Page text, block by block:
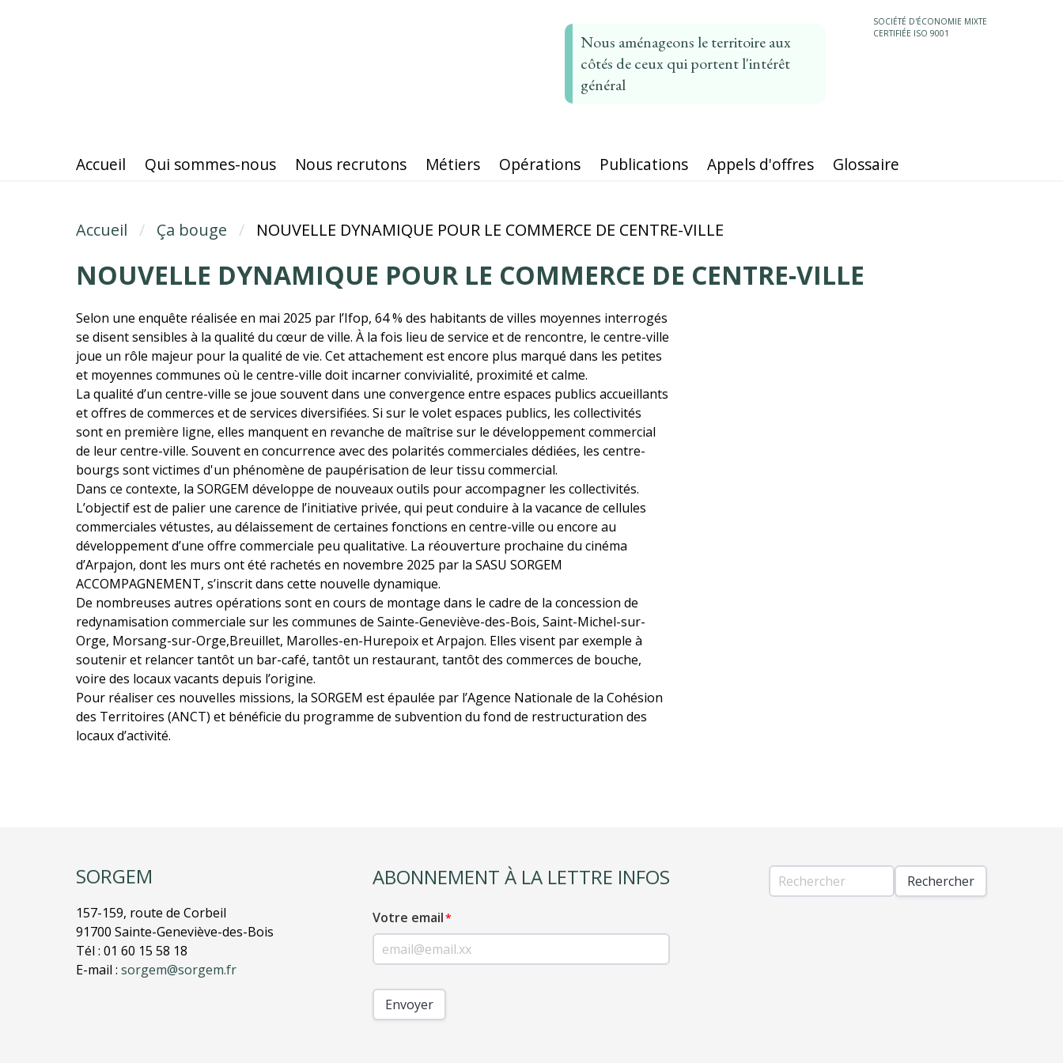
Nous aménageons le territoire aux
côtés de ceux qui portent l'intérêt
général
SOCIÉTÉ D'ÉCONOMIE MIXTE
CERTIFIÉE ISO 9001
Accueil Qui sommes-nous Nous recrutons Métiers Opérations Publications Appels d'offres Glossaire
Fil d'Ariane
Accueil Ça bouge NOUVELLE DYNAMIQUE POUR LE COMMERCE DE CENTRE-VILLE
NOUVELLE DYNAMIQUE POUR LE COMMERCE DE CENTRE-VILLE
Selon une enquête réalisée en mai 2025 par l’Ifop, 64 % des habitants de villes moyennes interrogés
se disent sensibles à la qualité du cœur de ville. À la fois lieu de service et de rencontre, le centre-ville
joue un rôle majeur pour la qualité de vie. Cet attachement est encore plus marqué dans les petites
et moyennes communes où le centre-ville doit incarner convivialité, proximité et calme.
La qualité d’un centre-ville se joue souvent dans une convergence entre espaces publics accueillants
et offres de commerces et de services diversifiées. Si sur le volet espaces publics, les collectivités
sont en première ligne, elles manquent en revanche de maîtrise sur le développement commercial
de leur centre-ville. Souvent en concurrence avec des polarités commerciales dédiées, les centre-
bourgs sont victimes d'un phénomène de paupérisation de leur tissu commercial.
Dans ce contexte, la SORGEM développe de nouveaux outils pour accompagner les collectivités.
L’objectif est de palier une carence de l’initiative privée, qui peut conduire à la vacance de cellules
commerciales vétustes, au délaissement de certaines fonctions en centre-ville ou encore au
développement d’une offre commerciale peu qualitative. La réouverture prochaine du cinéma
d’Arpajon, dont les murs ont été rachetés en novembre 2025 par la SASU SORGEM
ACCOMPAGNEMENT, s’inscrit dans cette nouvelle dynamique.
De nombreuses autres opérations sont en cours de montage dans le cadre de la concession de
redynamisation commerciale sur les communes de Sainte-Geneviève-des-Bois, Saint-Michel-sur-
Orge, Morsang-sur-Orge,Breuillet, Marolles-en-Hurepoix et Arpajon. Elles visent par exemple à
soutenir et relancer tantôt un bar-café, tantôt un restaurant, tantôt des commerces de bouche,
voire des locaux vacants depuis l’origine.
Pour réaliser ces nouvelles missions, la SORGEM est épaulée par l’Agence Nationale de la Cohésion
des Territoires (ANCT) et bénéficie du programme de subvention du fond de restructuration des
locaux d’activité.
SORGEM
157-159, route de Corbeil
91700 Sainte-Geneviève-des-Bois
Tél : 01 60 15 58 18
E-mail : sorgem@sorgem.fr
ABONNEMENT À LA LETTRE INFOS
Votre email
Envoyer
Rechercher